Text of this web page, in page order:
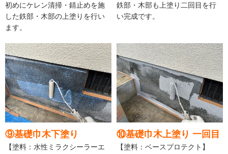
初めにケレン清掃・錆止めを施
した鉄部・木部の上塗りを行い
ます。
鉄部・木部も上塗り二回目を行
い完成です。
⑨基礎巾木下塗り
【塗料：水性ミラクシーラーエ
⑩基礎巾木上塗り 一回目
【塗料：ベースプロテクト】